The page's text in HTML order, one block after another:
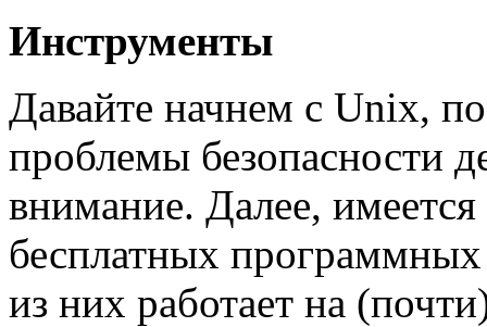
Инструменты
Давайте начнем с Unix,
проблемы безопасности
внимание. Далее,
бесплатных
из них работает на